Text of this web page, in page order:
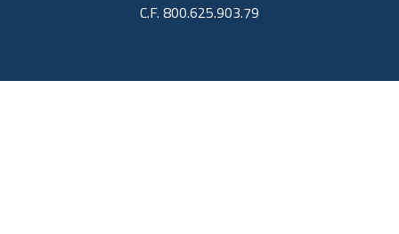
C.F. 800.625.903.79